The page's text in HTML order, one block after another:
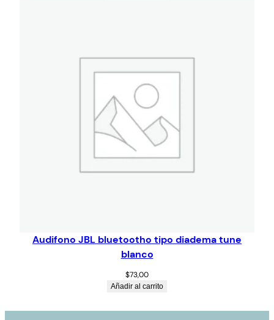
Audifono JBL bluetootho tipo diadema tune
blanco
$73,00
Añadir al carrito